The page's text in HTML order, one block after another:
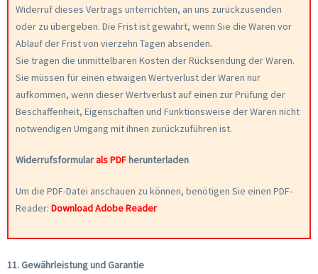
Widerruf dieses Vertrags unterrichten, an uns zurückzusenden
oder zu übergeben. Die Frist ist gewahrt, wenn Sie die Waren vor
Ablauf der Frist von vierzehn Tagen absenden.
Sie tragen die unmittelbaren Kosten der Rücksendung der Waren.
Sie müssen für einen etwaigen Wertverlust der Waren nur
aufkommen, wenn dieser Wertverlust auf einen zur Prüfung der
Beschaffenheit, Eigenschaften und Funktionsweise der Waren nicht
notwendigen Umgang mit ihnen zurückzuführen ist.
Widerrufsformularals PDFherunterladen
Um die PDF-Datei anschauen zu können, benötigen Sie einen PDF-
Reader: Download Adobe Reader
11. Gewährleistung und Garantie